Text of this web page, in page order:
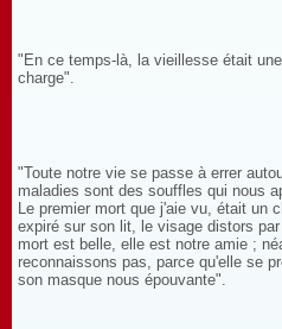
"En ce temps-là, la vieillesse était
charge".
"Toute notre vie se passe à errer
maladies sont des souffles qui nous
Le premier mort que j'aie vu, était un
expiré sur son lit, le visage distors
mort est belle, elle est notre amie ;
reconnaissons pas, parce qu'elle se
son masque nous épouvante".